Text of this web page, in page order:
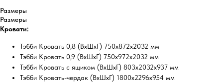
Размеры
Размеры
Кровати:
Тэбби Кровать 0,8 (ВхШхГ) 750х872х2032 мм
Тэбби Кровать 0,9 (ВхШхГ) 750х972х2032 мм
Тэбби Кровать с ящиком (ВхШхГ) 803х2032х937 мм
Тэбби Кровать-чердак (ВхШхГ) 1800х2296х954 мм